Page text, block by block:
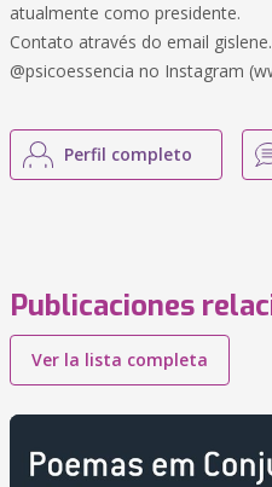
atualmente como presidente.
Contato através do email
@psicoessencia no Instagram
Perfil completo
Publicaciones
Ver la lista completa